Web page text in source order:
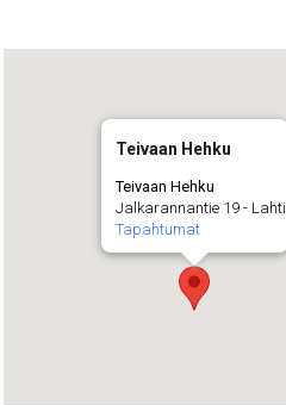
Teivaan Hehku
Teivaan Hehku
Jalkarannantie 19 - Lahti
Tapahtumat